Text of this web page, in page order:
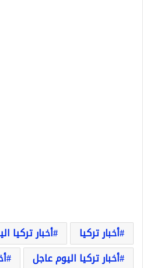
أخبار تركيا
أخبار تركيا
أخبار تركيا اليوم عاجل